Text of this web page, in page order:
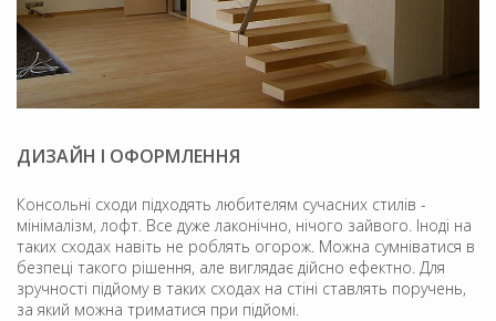
ДИЗАЙН І ОФОРМЛЕННЯ
Консольні сходи підходять любителям сучасних стилів -
мінімалізм, лофт. Все дуже лаконічно, нічого зайвого. Іноді на
таких сходах навіть не роблять огорож. Можна сумніватися в
безпеці такого рішення, але виглядає дійсно ефектно. Для
зручності підйому в таких сходах на стіні ставлять поручень,
за який можна триматися при підйомі.